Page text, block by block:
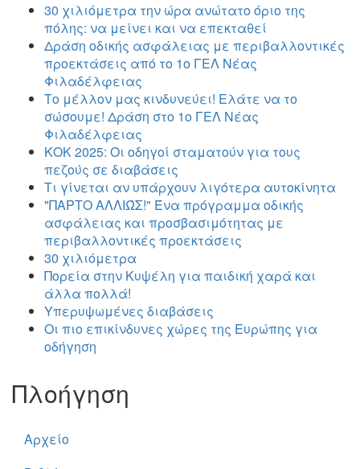
30 χιλιόμετρα την ώρα ανώτατο όριο της
πόλης: να μείνει και να επεκταθεί
Δράση οδικής ασφάλειας με περιβαλλοντικές
προεκτάσεις από το 1ο ΓΕΛ Νέας
Φιλαδέλφειας
Το μέλλον μας κινδυνεύει! Ελάτε να το
σώσουμε! Δράση στο 1ο ΓΕΛ Νέας
Φιλαδέλφειας
ΚΟΚ 2025: Οι οδηγοί σταματούν για τους
πεζούς σε διαβάσεις
Τι γίνεται αν υπάρχουν λιγότερα αυτοκίνητα
"ΠΑΡΤΟ ΑΛΛΙΏΣ!" Ένα πρόγραμμα οδικής
ασφάλειας και προσβασιμότητας με
περιβαλλοντικές προεκτάσεις
30 χιλιόμετρα
Πορεία στην Κυψέλη για παιδική χαρά και
άλλα πολλά!
Υπερυψωμένες διαβάσεις
Οι πιο επικίνδυνες χώρες της Ευρώπης για
οδήγηση
Πλοήγηση
Αρχείο